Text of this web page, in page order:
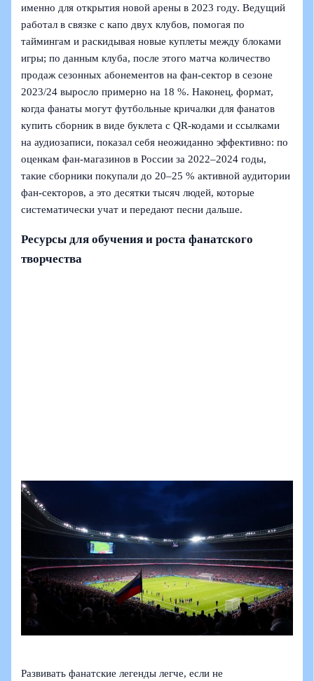
именно для открытия новой арены в 2023 году. Ведущий
работал в связке с капо двух клубов, помогая по
таймингам и раскидывая новые куплеты между блоками
игры; по данным клуба, после этого матча количество
продаж сезонных абонементов на фан-сектор в сезоне
2023/24 выросло примерно на 18 %. Наконец, формат,
когда фанаты могут футбольные кричалки для фанатов
купить сборник в виде буклета с QR‑кодами и ссылками
на аудиозаписи, показал себя неожиданно эффективно: по
оценкам фан-магазинов в России за 2022–2024 годы,
такие сборники покупали до 20–25 % активной аудитории
фан-секторов, а это десятки тысяч людей, которые
систематически учат и передают песни дальше.
Ресурсы для обучения и роста фанатского
творчества
Развивать фанатские легенды легче, если не